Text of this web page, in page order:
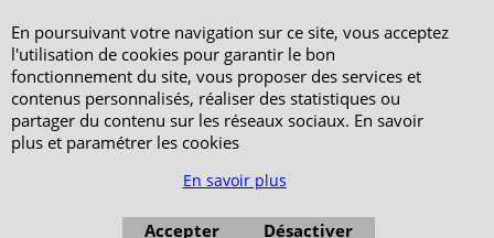
En poursuivant votre navigation sur ce site, vous acceptez
l'utilisation de cookies pour garantir le bon
fonctionnement du site, vous proposer des services et
contenus personnalisés, réaliser des statistiques ou
partager du contenu sur les réseaux sociaux. En savoir
plus et paramétrer les cookies
En savoir plus
Accepter Désactiver